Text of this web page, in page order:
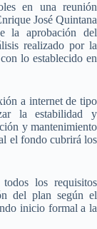
en una reunión
José Quintana
la aprobación del
realizado por la
lo establecido en
a internet de tipo
la estabilidad y
y mantenimiento
el fondo cubrirá los
los requisitos
del plan según el
inicio formal a la